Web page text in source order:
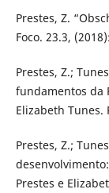
Prestes, Z.
Foco. 23.3,
Prestes, Z.;
fundamentos da
Elizabeth Tunes.
Prestes, Z.;
Prestes e